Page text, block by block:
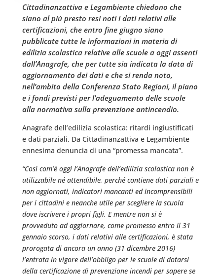
Cittadinanzattiva e Legambiente chiedono che
siano al più presto resi noti i dati relativi alle
certificazioni, che entro fine giugno siano
pubblicate tutte le informazioni in materia di
edilizia scolastica relative alle scuole a oggi assenti
dall’Anagrafe, che per tutte sia indicata la data di
aggiornamento dei dati e che si renda noto,
nell’ambito della Conferenza Stato Regioni, il piano
e i fondi previsti per l’adeguamento delle scuole
alla normativa sulla prevenzione antincendio.
Anagrafe dell’edilizia scolastica: ritardi ingiustificati
e dati parziali. Da Cittadinanzattiva e Legambiente
ennesima denuncia di una “promessa mancata”.
“Così com’è oggi l’Anagrafe dell’edilizia scolastica non è
utilizzabile né attendibile, perché contiene dati parziali e
non aggiornati, indicatori mancanti ed incomprensibili
per i cittadini e neanche utile per scegliere la scuola
dove iscrivere i propri figli. E mentre non si è
provveduto ad aggiornare, come promesso entro il 31
gennaio scorso, i dati relativi alle certificazioni, è stata
prorogata di ancora un anno (31 dicembre 2016)
l’entrata in vigore dell’obbligo per le scuole di dotarsi
della certificazione di prevenzione incendi per sapere se